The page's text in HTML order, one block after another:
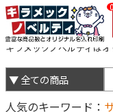
キラメックノベルティは
人気のキーワード